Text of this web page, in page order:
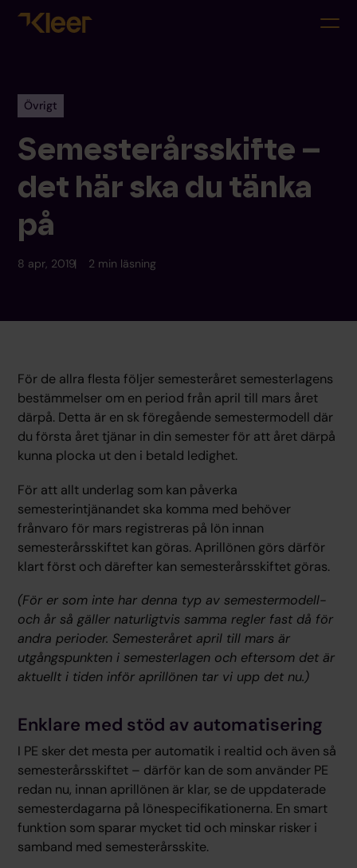
Övrigt
Semesterårsskifte –
det här ska du tänka
på
8 apr, 2019 2 min läsning
För de allra flesta följer semesteråret semesterlagens
bestämmelser om en period från april till mars året
därpå. Detta är en sk föregående semestermodell där
du första året tjänar in din semester för att året därpå
kunna plocka ut den i betald ledighet.
För att allt underlag som kan påverka
semesterintjänandet ska komma med behöver
frånvaro för mars registreras på lön innan
semesterårsskiftet kan göras. Aprillönen görs därför
klart först och därefter kan semesterårsskiftet göras.
(För er som inte har denna typ av semestermodell-
och år så gäller naturligtvis samma regler fast då för
andra perioder. Semesteråret april till mars är
utgångspunkten i semesterlagen och eftersom det är
aktuellt i tiden inför aprillönen tar vi upp det nu.)
Enklare med stöd av automatisering
I PE sker det mesta per automatik i realtid och även så
semesterårsskiftet – därför kan de som använder PE
redan nu, innan aprillönen är klar, se de uppdaterade
semesterdagarna på lönespecifikationerna. En smart
funktion som sparar mycket tid och minskar risker i
samband med semesterårsskite.